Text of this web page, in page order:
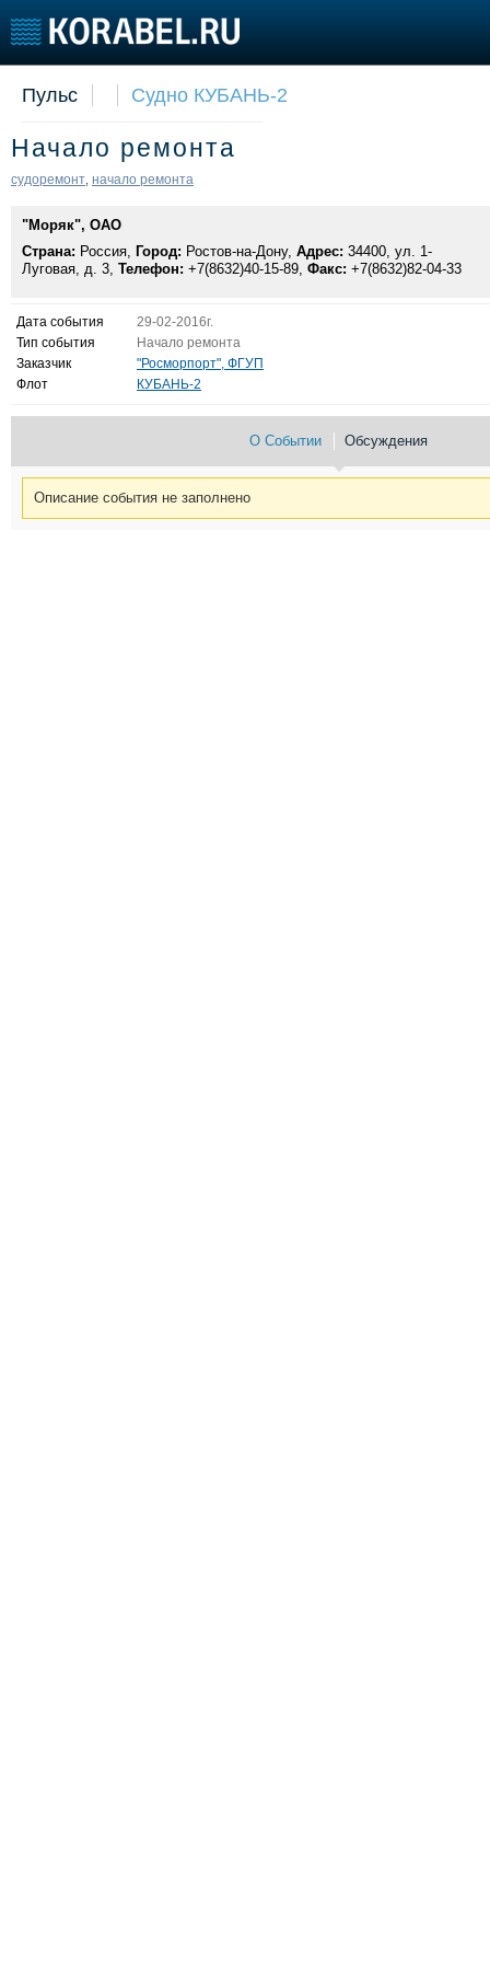
Пульс
Новости
Репутация
Работа
Крюинг
Реклама
Доска объявлений
Материалы
Услуги
Пульс Судно КУБАНЬ-2
Начало ремонта
судоремонт начало ремонта
"Моряк", ОАО
Страна: Россия, Город: Ростов-на-Дону, Адрес: 34400, ул. 1-
Луговая, д. 3, Телефон: +7(8632)40-15-89, Факс: +7(8632)82-04-33
Дата события
29-02-2016г.
Тип события
Начало ремонта
Заказчик
"Росморпорт", ФГУП
Флот
КУБАНЬ-2
О Событии Обсуждения
Описание события не заполнено